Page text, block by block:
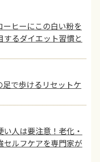
ーヒーにこの白い粉を
るダイエット習慣と
で歩けるリセットケ
い人は要注意！老化・
ルフケアを専門家が